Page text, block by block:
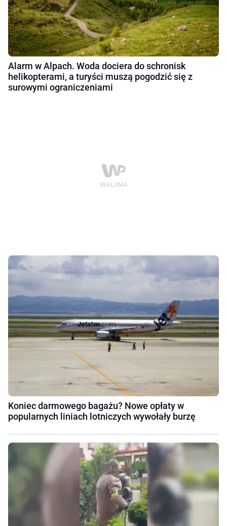
Alarm w Alpach. Woda dociera do schronisk
helikopterami, a turyści muszą pogodzić się z
surowymi ograniczeniami
Koniec darmowego bagażu? Nowe opłaty w
popularnych liniach lotniczych wywołały burzę